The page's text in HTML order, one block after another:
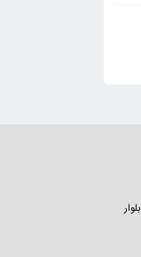
بلوار